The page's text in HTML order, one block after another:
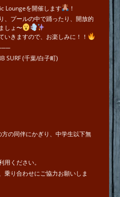
Loungeを開催します
！
、プールの中で踊ったり、開放的
しょ〜
いきますので、お楽しみに！！
SURF (千葉/白子町)
の同伴にかぎり、中学生以下無
用ください。
乗り合わせにご協力お願いしま